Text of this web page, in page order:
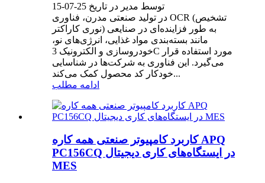
توسط مدیر در تاریخ 25-07-15
در تولید صنعتی مدرن، فناوری OCR (تشخیص
نوری کاراکتر) به طور فزاینده‌ای در صنایعی
مانند بسته‌بندی مواد غذایی، انرژی‌های نو،
خودروسازی و الکترونیک 3C مورد استفاده قرار
می‌گیرد. این فناوری به شرکت‌ها در شناسایی
خودکار کد محصول کمک می‌کند...
ادامه مطلب
کاربرد کامپیوتر صنعتی همه کاره APQ
PC156CQ در ایستگاه‌های کاری دیجیتال
MES